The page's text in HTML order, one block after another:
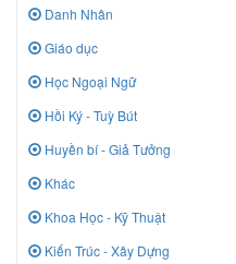
Danh Nhân
Giáo dục
Học Ngoại Ngữ
Hồi Ký - Tuỳ Bút
Huyền bí - Giả Tưởng
Khác
Khoa Học - Kỹ Thuật
Kiến Trúc - Xây Dựng